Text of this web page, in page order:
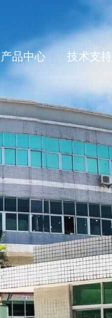
产品中心 技术支持